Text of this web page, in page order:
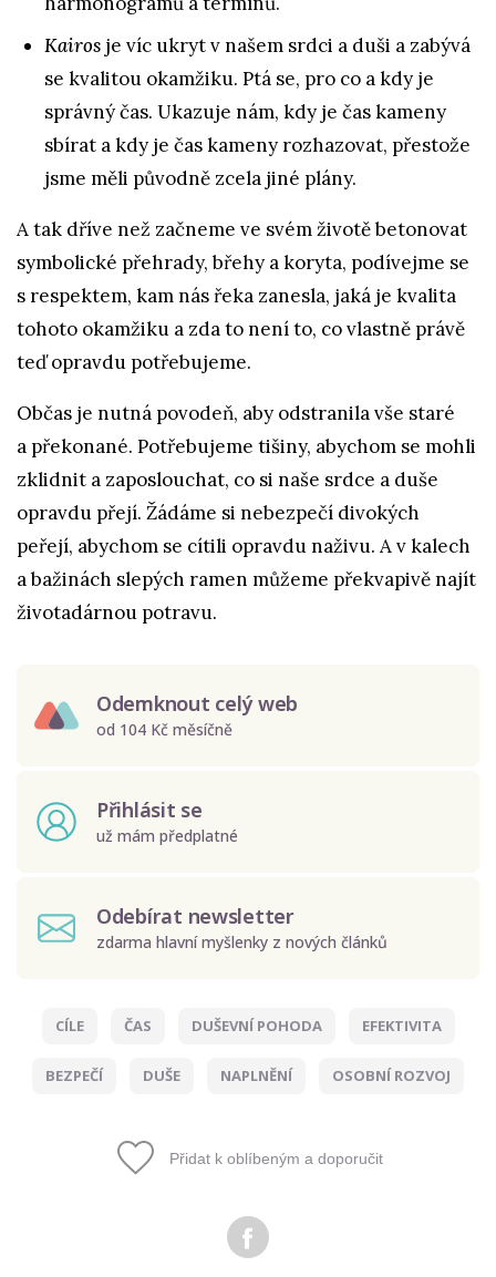
Kairos je víc ukryt v našem srdci a duši a zabývá
se kvalitou okamžiku. Ptá se, pro co a kdy je
správný čas. Ukazuje nám, kdy je čas kameny
sbírat a kdy je čas kameny rozhazovat, přestože
jsme měli původně zcela jiné plány.
A tak dříve než začneme ve svém životě betonovat
symbolické přehrady, břehy a koryta, podívejme se
s respektem, kam nás řeka zanesla, jaká je kvalita
tohoto okamžiku a zda to není to, co vlastně právě
teď opravdu potřebujeme.
Občas je nutná povodeň, aby odstranila vše staré
a překonané. Potřebujeme tišiny, abychom se mohli
zklidnit a zaposlouchat, co si naše srdce a duše
opravdu přejí. Žádáme si nebezpečí divokých
peřejí, abychom se cítili opravdu naživu. A v kalech
a bažinách slepých ramen můžeme překvapivě najít
životadárnou potravu.
Odemknout celý web
od 104 Kč měsíčně
Přihlásit se
už mám předplatné
Odebírat newsletter
zdarma hlavní myšlenky z nových článků
CÍLE ČAS DUŠEVNÍ POHODA EFEKTIVITA
BEZPEČÍ DUŠE NAPLNĚNÍ OSOBNÍ ROZVOJ
Přidat k oblíbeným a doporučit